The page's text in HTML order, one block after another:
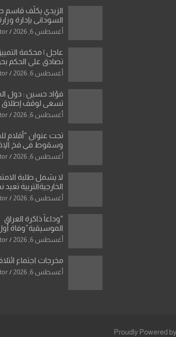
الزيدي يكلّف قاسم
السوداني بإدارة
أغسطس 6, 2026
عاجل | محكمة التمييز
تصادق على الحكم
الواحد كبيان
أغسطس 6, 2026
فؤاد حسين : دول
تسعى لوقف إطلاق
فتح مضيق هرمز ..
أغسطس 6, 2026
تحت عنوان “أقلام
وسقوط في فخ
الإعلامي”: ردٌّ صريح
أغسطس 6, 2026
لا يشمل طلبة
الخارجيةالتربية تعيد
المحاولات لطلبة
أغسطس 6, 2026
“وداعاً ذاكرة العراق
الموسيقية”وفاة
للأوركسترا
أغسطس 6, 2026
مخرجات اجتماع
أغسطس 6, 2026
Proudly Powered